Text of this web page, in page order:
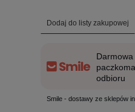
Dodaj do listy zakupowej
odbioru
Smile - dostawy ze sklepów